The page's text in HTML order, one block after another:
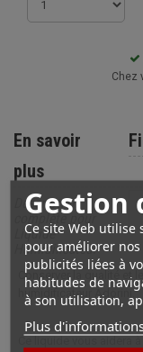
Gestion
Ce site Web utilise
pour améliorer
publicités liées à
habitudes de
à son utilisation,
Plus
Chez
En savoir
plus
Description
complète pour
Liquide
Humidificateur
Conserver la qualité et
humidificateur Adorini.